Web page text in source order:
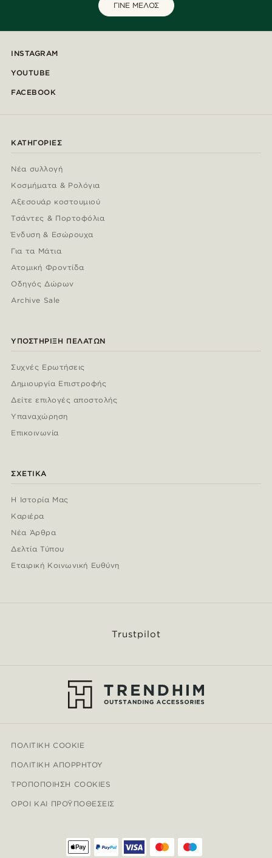
ΓΙΝΕ ΜΕΛΟΣ
INSTAGRAM
YOUTUBE
FACEBOOK
ΚΑΤΗΓΟΡΊΕΣ
Νέα συλλογή
Κοσμήματα & Ρολόγια
Αξεσουάρ κοστουμιού
Τσάντες & Πορτοφόλια
Ένδυση & Εσώρουχα
Για τα Μάτια
Ατομική Φροντίδα
Οδηγός Δώρων
Archive Sale
ΥΠΟΣΤΉΡΙΞΗ ΠΕΛΑΤΏΝ
Συχνές Ερωτήσεις
Δημιουργία Επιστροφής
Δείτε επιλογές αποστολής
Υπαναχώρηση
Επικοινωνία
ΣΧΕΤΙΚΆ
Η Ιστορία Μας
Καριέρα
Νέα Άρθρα
Δελτία Τύπου
Εταιρική Κοινωνική Ευθύνη
Trustpilot
ΠΟΛΙΤΙΚΉ COOKIE
ΠΟΛΙΤΙΚΉ ΑΠΟΡΡΉΤΟΥ
ΤΡΟΠΟΠΟΊΗΣΗ COOKIES
ΌΡΟΙ ΚΑΙ ΠΡΟΫΠΟΘΈΣΕΙΣ